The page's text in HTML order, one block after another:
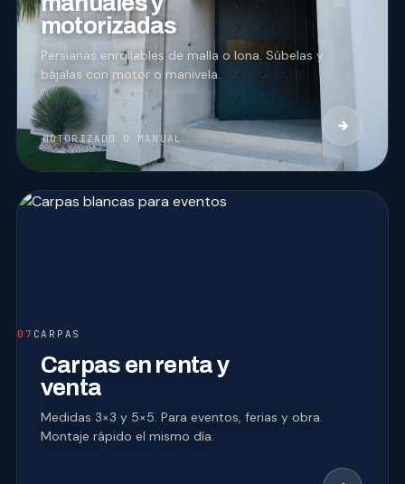
motorizadas
Persianas enrollables de malla o lona. Súbelas y
bájalas con motor o manivela.
MOTORIZADO O MANUAL
07 CARPAS
Carpas en renta y
venta
Medidas 3×3 y 5×5. Para eventos, ferias y obra.
Montaje rápido el mismo día.